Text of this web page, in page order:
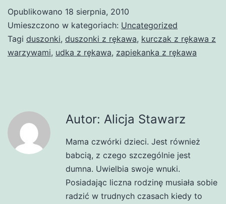
Opublikowano 18 sierpnia, 2010
Umieszczono w kategoriach: Uncategorized
Tagi duszonki, duszonki z rękawa, kurczak z rękawa z
warzywami, udka z rękawa, zapiekanka z rękawa
Autor: Alicja Stawarz
Mama czwórki dzieci. Jest również
babcią, z czego szczególnie jest
dumna. Uwielbia swoje wnuki.
Posiadając liczna rodzinę musiała sobie
radzić w trudnych czasach kiedy to